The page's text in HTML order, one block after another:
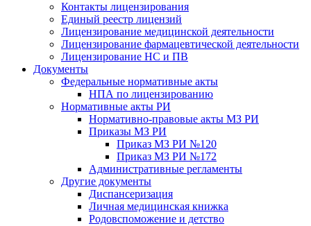
Контакты лицензирования
Единый реестр лицензий
Лицензирование медицинской деятельности
Лицензирование фармацевтической деятельности
Лицензирование НС и ПВ
Документы
Федеральные нормативные акты
НПА по лицензированию
Нормативные акты РИ
Нормативно-правовые акты МЗ РИ
Приказы МЗ РИ
Приказ МЗ РИ №120
Приказ МЗ РИ №172
Административные регламенты
Другие документы
Диспансеризация
Личная медицинская книжка
Родовспоможение и детство